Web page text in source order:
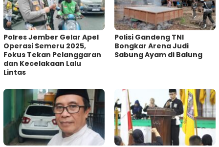
Polres Jember Gelar Apel
Operasi Semeru 2025,
Fokus Tekan Pelanggaran
dan Kecelakaan Lalu
Lintas
Polisi Gandeng TNI
Bongkar Arena Judi
Sabung Ayam di Balung